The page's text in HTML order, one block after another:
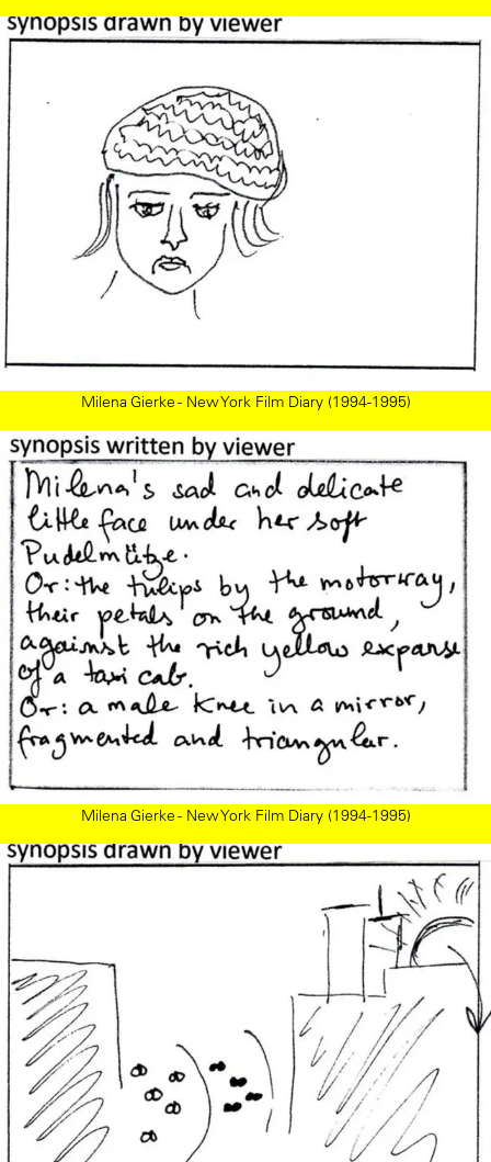
Milena Gierke - New York Film Diary (1994-1995)
Milena Gierke - New York Film Diary (1994-1995)